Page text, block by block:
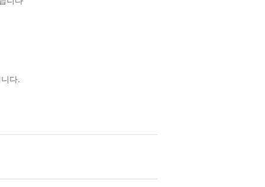
다.